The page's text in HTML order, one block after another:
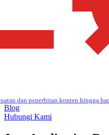
dan penerbitan konten hingga
Blog
Hubungi Kami